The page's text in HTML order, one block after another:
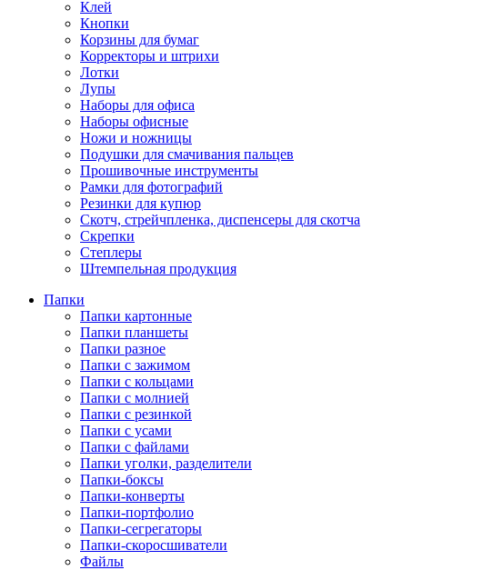
Клей
Кнопки
Корзины для бумаг
Корректоры и штрихи
Лотки
Лупы
Наборы для офиса
Наборы офисные
Ножи и ножницы
Подушки для смачивания пальцев
Прошивочные инструменты
Рамки для фотографий
Резинки для купюр
Скотч, стрейчпленка, диспенсеры для скотча
Скрепки
Степлеры
Штемпельная продукция
Папки
Папки картонные
Папки планшеты
Папки разное
Папки с зажимом
Папки с кольцами
Папки с молнией
Папки с резинкой
Папки с усами
Папки с файлами
Папки уголки, разделители
Папки-боксы
Папки-конверты
Папки-портфолио
Папки-сегрегаторы
Папки-скоросшиватели
Файлы